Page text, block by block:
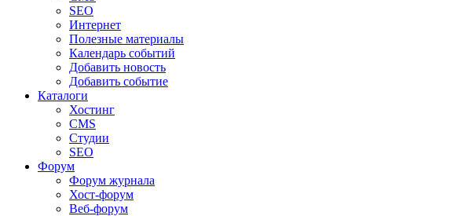
SEO
Интернет
Полезные материалы
Календарь событий
Добавить новость
Добавить событие
Каталоги
Хостинг
CMS
Студии
SEO
Форум
Форум журнала
Хост-форум
Веб-форум